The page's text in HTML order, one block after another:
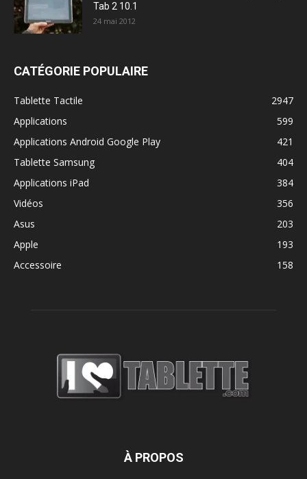
Tab 2 10.1
24 mai 2012
CATÉGORIE POPULAIRE
Tablette Tactile
2947
Applications
599
Applications Android Google Play
421
Tablette Samsung
404
Applications iPad
384
Vidéos
356
Asus
203
Apple
193
Accessoire
158
À PROPOS